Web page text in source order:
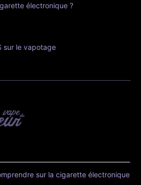
électronique ?
sur le vapotage
sur la cigarette électronique